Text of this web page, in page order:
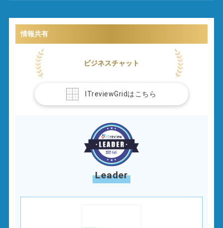
情報共有
ビジネスチャット
ITreviewGridはこちら
Leader